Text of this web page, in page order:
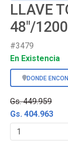
LLAVE
48"/
#3479
En Existencia
DONDE
Gs. 449.959
Gs. 404.963